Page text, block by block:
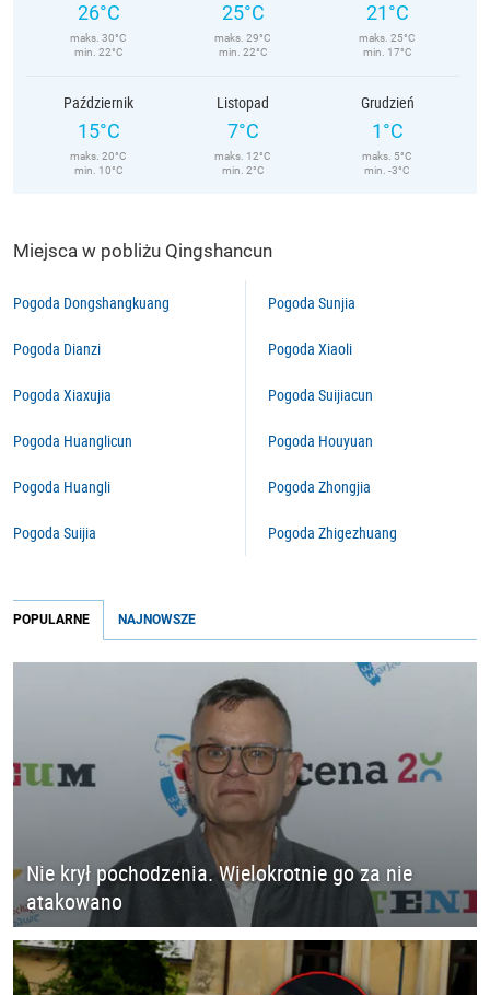
26°C
maks. 30°C
min. 22°C
25°C
maks. 29°C
min. 22°C
21°C
maks. 25°C
min. 17°C
Październik
15°C
maks. 20°C
min. 10°C
Listopad
7°C
maks. 12°C
min. 2°C
Grudzień
1°C
maks. 5°C
min. -3°C
Miejsca w pobliżu Qingshancun
Pogoda Dongshangkuang
Pogoda Dianzi
Pogoda Xiaxujia
Pogoda Huanglicun
Pogoda Huangli
Pogoda Suijia
Pogoda Sunjia
Pogoda Xiaoli
Pogoda Suijiacun
Pogoda Houyuan
Pogoda Zhongjia
Pogoda Zhigezhuang
POPULARNE NAJNOWSZE
Nie krył pochodzenia. Wielokrotnie go za nie
atakowano